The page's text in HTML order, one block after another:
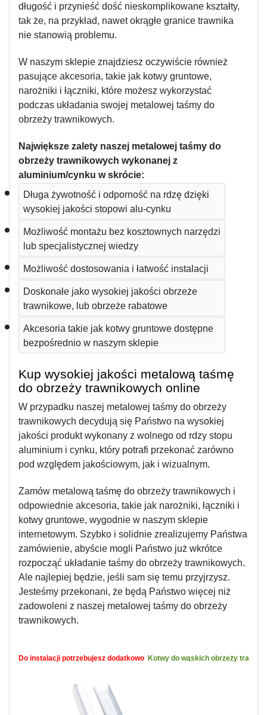
długość i przynieść dość nieskomplikowane kształty,
tak że, na przykład, nawet okrągłe granice trawnika
nie stanowią problemu.
W naszym sklepie znajdziesz oczywiście również
pasujące akcesoria, takie jak kotwy gruntowe,
narożniki i łączniki, które możesz wykorzystać
podczas układania swojej metalowej taśmy do
obrzeży trawnikowych.
Największe zalety naszej metalowej taśmy do
obrzeży trawnikowych wykonanej z
aluminium/cynku w skrócie:
Długa żywotność i odporność na rdzę dzięki
wysokiej jakości stopowi alu-cynku
Możliwość montażu bez kosztownych narzędzi
lub specjalistycznej wiedzy
Możliwość dostosowania i łatwość instalacji
Doskonałe jako wysokiej jakości obrzeże
trawnikowe, lub obrzeże rabatowe
Akcesoria takie jak kotwy gruntowe dostępne
bezpośrednio w naszym sklepie
Kup wysokiej jakości metalową taśmę
do obrzeży trawnikowych online
W przypadku naszej metalowej taśmy do obrzeży
trawnikowych decydują się Państwo na wysokiej
jakości produkt wykonany z wolnego od rdzy stopu
aluminium i cynku, który potrafi przekonać zarówno
pod względem jakościowym, jak i wizualnym.
Zamów metalową taśmę do obrzeży trawnikowych i
odpowiednie akcesoria, takie jak narożniki, łączniki i
kotwy gruntowe, wygodnie w naszym sklepie
internetowym. Szybko i solidnie zrealizujemy Państwa
zamówienie, abyście mogli Państwo już wkrótce
rozpocząć układanie taśmy do obrzeży trawnikowych.
Ale najlepiej będzie, jeśli sam się temu przyjrzysz.
Jesteśmy przekonani, że będą Państwo więcej niż
zadowoleni z naszej metalowej taśmy do obrzeży
trawnikowych.
Do instalacji potrzebujesz dodatkowo Kotwy do wąskich obrzeży